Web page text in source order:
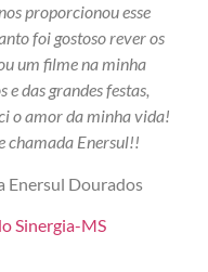
proporcionou esse
foi gostoso rever os
um filme na minha
das grandes festas,
o amor da minha vida!
chamada Enersul!!
Enersul Dourados
Sinergia-MS